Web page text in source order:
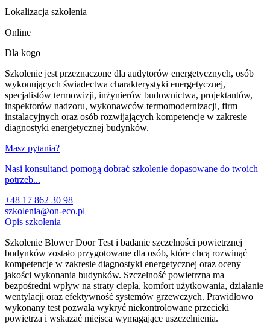
Lokalizacja szkolenia
Online
Dla kogo
Szkolenie jest przeznaczone dla audytorów energetycznych, osób
wykonujących świadectwa charakterystyki energetycznej,
specjalistów termowizji, inżynierów budownictwa, projektantów,
inspektorów nadzoru, wykonawców termomodernizacji, firm
instalacyjnych oraz osób rozwijających kompetencje w zakresie
diagnostyki energetycznej budynków.
Masz pytania?
Nasi konsultanci pomogą dobrać szkolenie dopasowane do twoich
potrzeb...
+48 17 862 30 98
szkolenia@on-eco.pl
Opis szkolenia
Szkolenie Blower Door Test i badanie szczelności powietrznej
budynków zostało przygotowane dla osób, które chcą rozwinąć
kompetencje w zakresie diagnostyki energetycznej oraz oceny
jakości wykonania budynków. Szczelność powietrzna ma
bezpośredni wpływ na straty ciepła, komfort użytkowania, działanie
wentylacji oraz efektywność systemów grzewczych. Prawidłowo
wykonany test pozwala wykryć niekontrolowane przecieki
powietrza i wskazać miejsca wymagające uszczelnienia.